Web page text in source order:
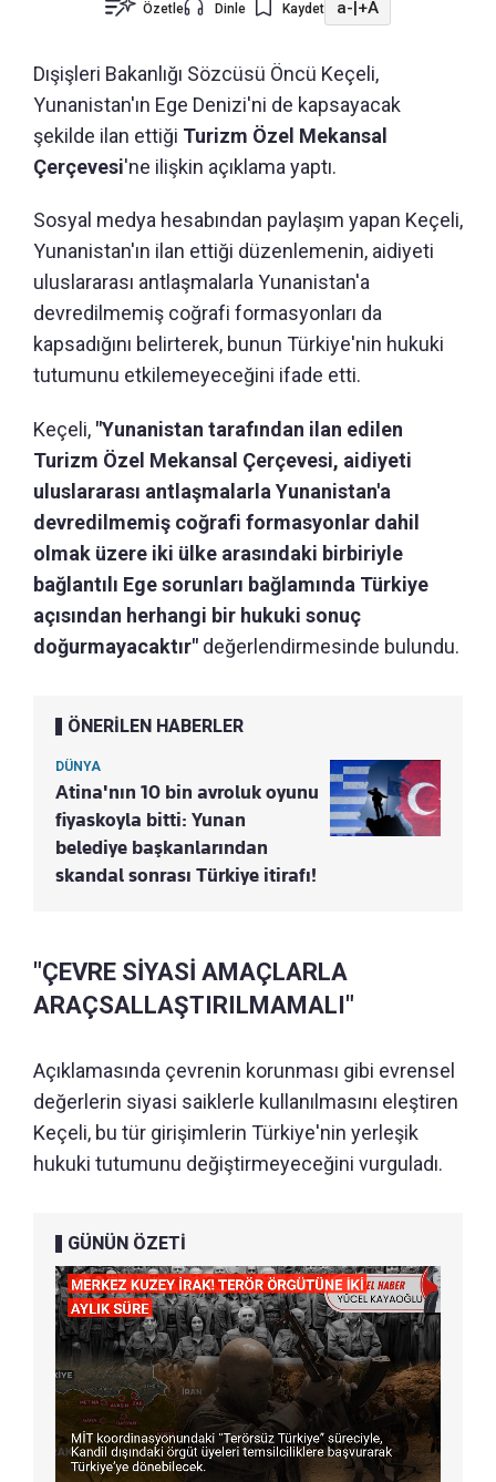
Özetle Dinle Kaydet a-|+A
Dışişleri Bakanlığı Sözcüsü Öncü Keçeli,
Yunanistan'ın Ege Denizi'ni de kapsayacak
şekilde ilan ettiği Turizm Özel Mekansal
Çerçevesi'ne ilişkin açıklama yaptı.
Sosyal medya hesabından paylaşım yapan Keçeli,
Yunanistan'ın ilan ettiği düzenlemenin, aidiyeti
uluslararası antlaşmalarla Yunanistan'a
devredilmemiş coğrafi formasyonları da
kapsadığını belirterek, bunun Türkiye'nin hukuki
tutumunu etkilemeyeceğini ifade etti.
Keçeli, "Yunanistan tarafından ilan edilen
Turizm Özel Mekansal Çerçevesi, aidiyeti
uluslararası antlaşmalarla Yunanistan'a
devredilmemiş coğrafi formasyonlar dahil
olmak üzere iki ülke arasındaki birbiriyle
bağlantılı Ege sorunları bağlamında Türkiye
açısından herhangi bir hukuki sonuç
doğurmayacaktır" değerlendirmesinde bulundu.
ÖNERİLEN HABERLER
DÜNYA
Atina'nın 10 bin avroluk oyunu
fiyaskoyla bitti: Yunan
belediye başkanlarından
skandal sonrası Türkiye itirafı!
"ÇEVRE SİYASİ AMAÇLARLA
ARAÇSALLAŞTIRILMAMALI"
Açıklamasında çevrenin korunması gibi evrensel
değerlerin siyasi saiklerle kullanılmasını eleştiren
Keçeli, bu tür girişimlerin Türkiye'nin yerleşik
hukuki tutumunu değiştirmeyeceğini vurguladı.
GÜNÜN ÖZETİ